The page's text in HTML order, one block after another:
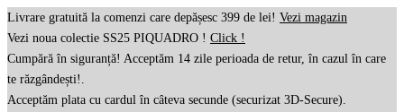
Livrare gratuită la comenzi care depășesc 399 de lei! Vezi magazin
Vezi noua colectie SS25 PIQUADRO ! Click !
Cumpără în siguranță! Acceptăm 14 zile perioada de retur, în cazul în care
te răzgândești!.
Acceptăm plata cu cardul în câteva secunde (securizat 3D-Secure).